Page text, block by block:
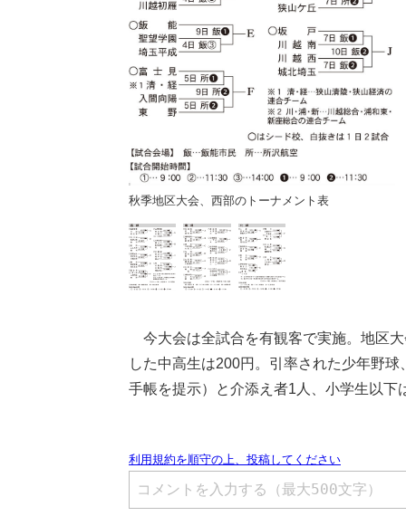
秋季地区大会、西部のトーナメント表
今大会は全試合を有観客で実施。地区
した中高生は200円。引率された少年野
手帳を提示）と介添え者1人、小学生以下